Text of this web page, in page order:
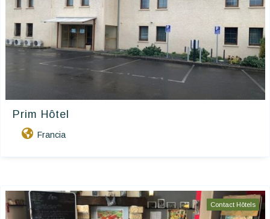
Prim Hôtel
Francia
Contact Hôtels